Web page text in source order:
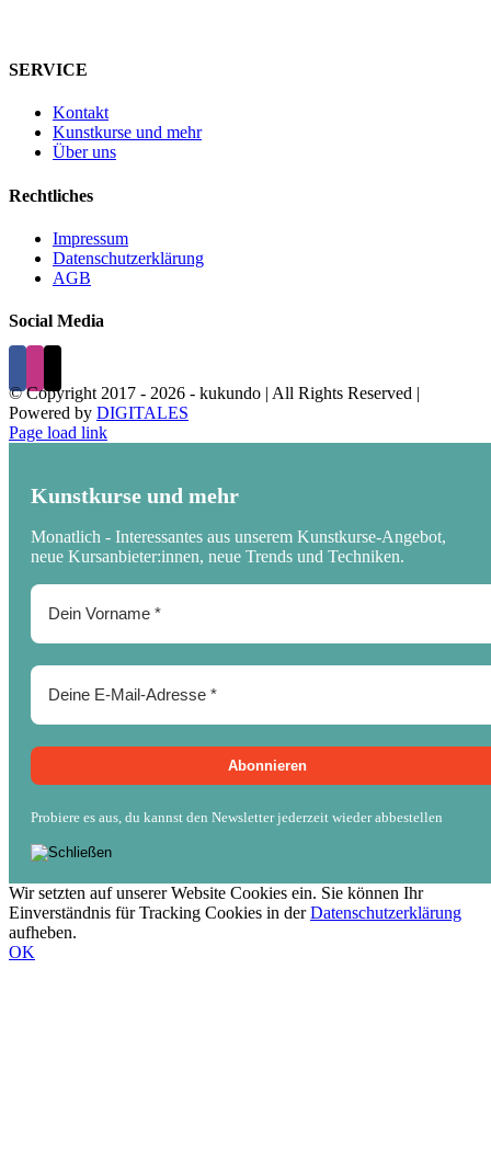
SERVICE
Kontakt
Kunstkurse und mehr
Über uns
Rechtliches
Impressum
Datenschutzerklärung
AGB
Social Media
© Copyright 2017 - 2026 - kukundo | All Rights Reserved |
Powered by DIGITALES
Page load link
Kunstkurse und mehr
Monatlich - Interessantes aus unserem Kunstkurse-Angebot,
neue Kursanbieter:innen, neue Trends und Techniken.
Probiere es aus, du kannst den Newsletter jederzeit wieder abbestellen
Wir setzten auf unserer Website Cookies ein. Sie können Ihr
Einverständnis für Tracking Cookies in derDatenschutzerklärung
aufheben.
OK